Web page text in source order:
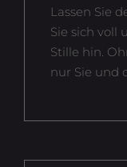
Lassen Sie
Sie sich voll
Stille hin.
nur Sie und